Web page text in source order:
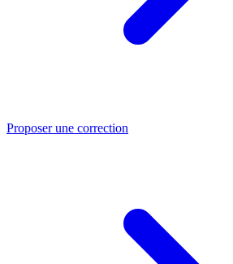
Proposer une correction